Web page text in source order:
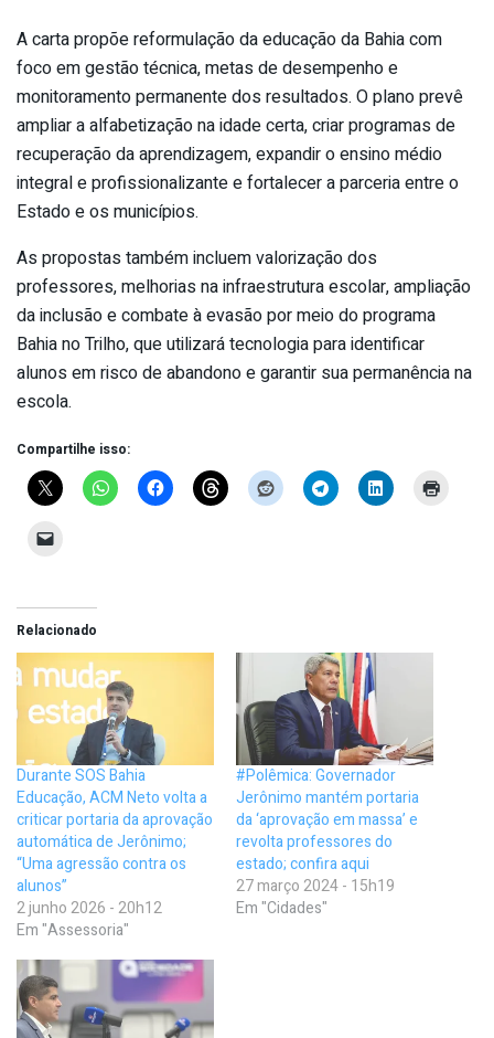
A carta propõe reformulação da educação da Bahia com
foco em gestão técnica, metas de desempenho e
monitoramento permanente dos resultados. O plano prevê
ampliar a alfabetização na idade certa, criar programas de
recuperação da aprendizagem, expandir o ensino médio
integral e profissionalizante e fortalecer a parceria entre o
Estado e os municípios.
As propostas também incluem valorização dos
professores, melhorias na infraestrutura escolar, ampliação
da inclusão e combate à evasão por meio do programa
Bahia no Trilho, que utilizará tecnologia para identificar
alunos em risco de abandono e garantir sua permanência na
escola.
Compartilhe isso:
Relacionado
Durante SOS Bahia
Educação, ACM Neto volta a
criticar portaria da aprovação
automática de Jerônimo;
“Uma agressão contra os
alunos”
2 junho 2026 - 20h12
Em "Assessoria"
#Polêmica: Governador
Jerônimo mantém portaria
da ‘aprovação em massa’ e
revolta professores do
estado; confira aqui
27 março 2024 - 15h19
Em "Cidades"